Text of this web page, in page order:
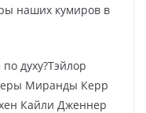
наших кумиров в
духу?Тэйлор
Миранды Керр
Кайли Дженнер